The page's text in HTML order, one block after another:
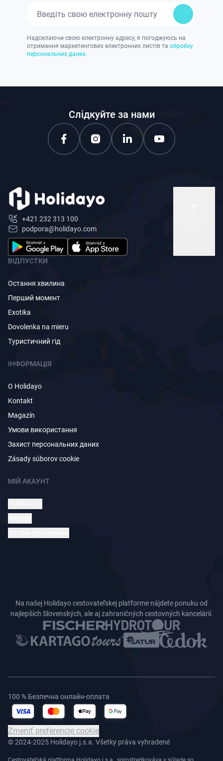
Надсилаючи свою електронну адресу, я погоджуюсь на
отримання маркетингових електронних листів та обробку
персональних даних.
Слідкуйте за нами
+421 232 313 100
podpora@holidayo.com
ВІДПУСТКИ
Остання хвилина
Перший момент
Exotika
Dovolenka na mieru
Туристичний гід
ІНФОРМАЦІЯ
O Holidayo
Kontakt
Magazín
Умови використання
Захист персональних даних
Zásady súborov cookie
МІЙ АКАУНТ
Na našej Holidayo cestovateľskej platforme nájdete ponuku od
najlepších Slovenských, ale aj zahraničných cestovných kancelárií.
© 2024-2025 Holidayo j.s.a. Všetky práva vyhradené
100 % Безпечна онлайн-оплата
Zmeniť preferencie cookie